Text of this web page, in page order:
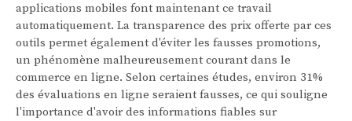
applications mobiles font maintenant ce travail
automatiquement. La transparence des prix offerte par ces
outils permet également d'éviter les fausses promotions,
un phénomène malheureusement courant dans le
commerce en ligne. Selon certaines études, environ 31%
des évaluations en ligne seraient fausses, ce qui souligne
l'importance d'avoir des informations fiables sur